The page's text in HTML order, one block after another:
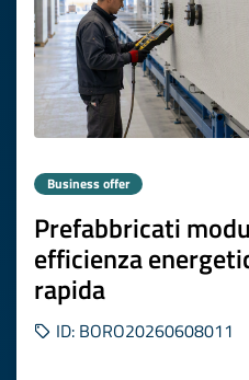
Business offer
Prefabbricati
efficienza
rapida
ID: BORO20260608011